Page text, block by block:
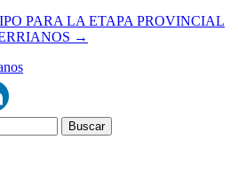
PARA LA ETAPA PROVINCIAL
→